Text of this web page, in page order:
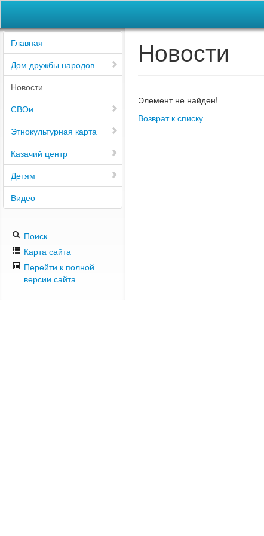
Главная
Дом дружбы народов
Новости
СВОи
Этнокультурная карта
Казачий центр
Детям
Видео
Поиск
Карта сайта
Перейти к полной
версии сайта
Новости
Элемент не найден!
Возврат к списку